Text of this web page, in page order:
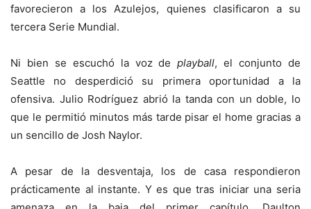
favorecieron a los Azulejos, quienes clasificaron a su
tercera Serie Mundial.
Ni bien se escuchó la voz deplayball, el conjunto de
Seattle no desperdició su primera oportunidad a la
ofensiva. Julio Rodríguez abrió la tanda con un doble, lo
que le permitió minutos más tarde pisar el home gracias a
un sencillo de Josh Naylor.
A pesar de la desventaja, los de casa respondieron
prácticamente al instante. Y es que tras iniciar una seria